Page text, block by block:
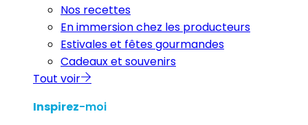
Nos recettes
En immersion chez les producteurs
Estivales et fêtes gourmandes
Cadeaux et souvenirs
Tout voir
Inspirez-moi